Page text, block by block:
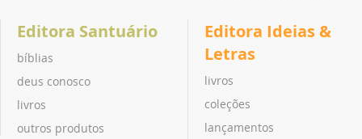
Editora Santuário
bíblias
deus conosco
livros
outros produtos
Editora Ideias &
Letras
livros
coleções
lançamentos